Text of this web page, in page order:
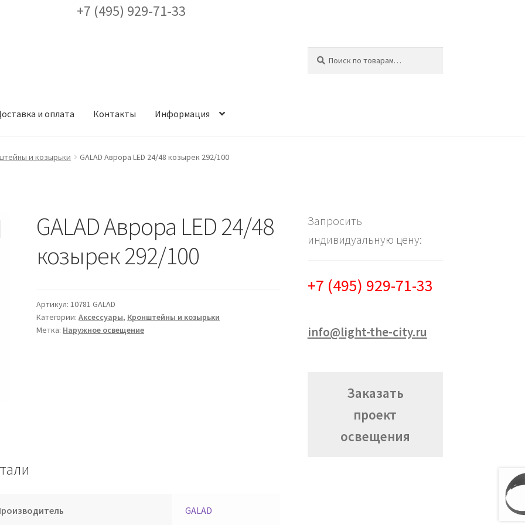
+7 (495) 929-71-33
и оплата Контакты Информация
Доставка и оплата Заказ проекта освещения Контакты
Таблица выбора вводного щитка
и козырьки GALAD Аврора LED 24/48 козырек 292/100
GALAD Аврора LED 24/48
козырек 292/100
Артикул:10781 GALAD
Категории:Аксессуары, Кронштейны и козырьки
Метка: Наружное освещение
GALAD
Запросить
индивидуальную цену:
+7 (495) 929-71-33
info@light-the-city.ru
Заказать
проект
освещения